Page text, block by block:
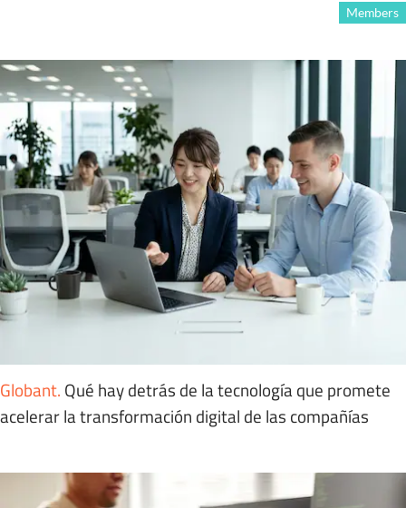
Members
Globant. Qué hay detrás de la tecnología que promete
acelerar la transformación digital de las compañías